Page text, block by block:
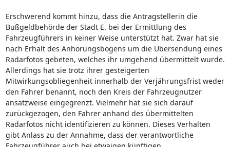
Erschwerend kommt hinzu, dass die Antragstellerin die
Bußgeldbehörde der Stadt E. bei der Ermittlung des
Fahrzeugführers in keiner Weise unterstützt hat. Zwar hat sie
nach Erhalt des Anhörungsbogens um die Übersendung eines
Radarfotos gebeten, welches ihr umgehend übermittelt wurde.
Allerdings hat sie trotz ihrer gesteigerten
Mitwirkungsobliegenheit innerhalb der Verjährungsfrist weder
den Fahrer benannt, noch den Kreis der Fahrzeugnutzer
ansatzweise eingegrenzt. Vielmehr hat sie sich darauf
zurückgezogen, den Fahrer anhand des übermittelten
Radarfotos nicht identifizieren zu können. Dieses Verhalten
gibt Anlass zu der Annahme, dass der verantwortliche